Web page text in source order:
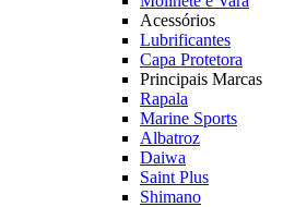
Acessórios
Lubrificantes
Capa Protetora
Principais Marcas
Rapala
Marine Sports
Albatroz
Daiwa
Saint Plus
Shimano